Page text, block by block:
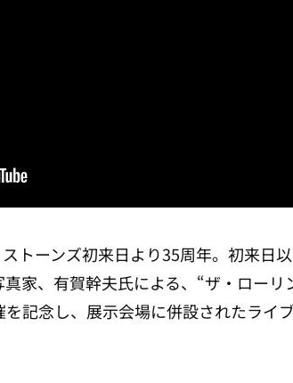
トーンズ初来日より35周年。初来日
家、有賀幹夫氏による、“ザ・ロー
記念し、展示会場に併設されたライ